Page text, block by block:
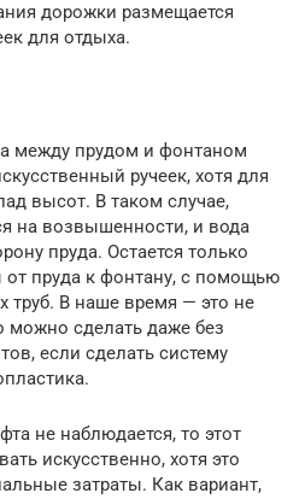
дорожки размещается
для отдыха.
между прудом и фонтаном
ручеек, хотя для
высот. В таком случае,
на возвышенности, и вода
пруда. Остается только
от пруда к фонтану, с помощью
труб. В наше время — это не
можно сделать даже без
если сделать систему
не наблюдается, то этот
искусственно, хотя это
затраты. Как вариант,